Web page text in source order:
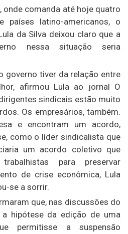
onde comanda até hoje quatro
países latino-americanos, o
da Silva deixou claro que a
nessa situação seria
governo tiver da relação entre
afirmou Lula ao jornal O
sindicais estão muito
Os empresários, também.
e encontram um acordo,
como o líder sindicalista que
um acordo coletivo que
para preservar
de crise econômica, Lula
se a sorrir.
que, nas discussões do
hipótese da edição de uma
permitisse a suspensão